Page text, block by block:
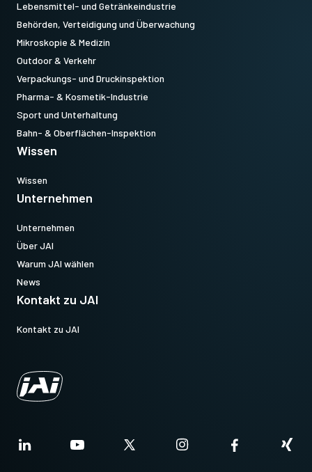
Lebensmittel- und Getränkeindustrie
Behörden, Verteidigung und Überwachung
Mikroskopie & Medizin
Outdoor & Verkehr
Verpackungs- und Druckinspektion
Pharma- & Kosmetik-Industrie
Sport und Unterhaltung
Bahn- & Oberflächen-Inspektion
Wissen
Wissen
Unternehmen
Unternehmen
Über JAI
Warum JAI wählen
News
Kontakt zu JAI
Kontakt zu JAI